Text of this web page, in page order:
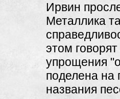
Ирвин
Металлика
этом
упрощения
поделена на
названия